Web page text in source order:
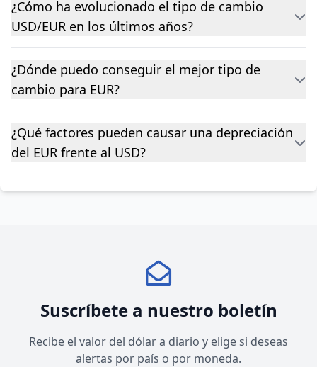
¿Cómo ha evolucionado el tipo de cambio
USD/EUR en los últimos años?
¿Dónde puedo conseguir el mejor tipo de
cambio para EUR?
¿Qué factores pueden causar una depreciación
del EUR frente al USD?
Suscríbete a nuestro boletín
Recibe el valor del dólar a diario y elige si deseas
alertas por país o por moneda.